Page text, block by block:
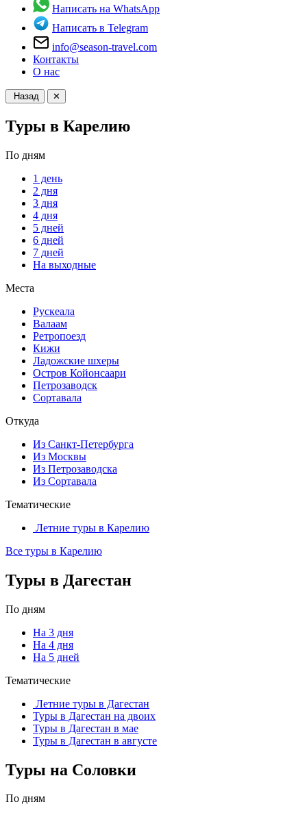
Написать на WhatsApp
Написать в Telegram
info@season-travel.com
Контакты
О нас
Назад ✕
Туры в Карелию
По дням
1 день
2 дня
3 дня
4 дня
5 дней
6 дней
7 дней
На выходные
Места
Рускеала
Валаам
Ретропоезд
Кижи
Ладожские шхеры
Остров Койонсаари
Петрозаводск
Сортавала
Откуда
Из Санкт-Петербурга
Из Москвы
Из Петрозаводска
Из Сортавала
Тематические
Летние туры в Карелию
Все туры в Карелию
Туры в Дагестан
По дням
На 3 дня
На 4 дня
На 5 дней
Тематические
Летние туры в Дагестан
Туры в Дагестан на двоих
Туры в Дагестан в мае
Туры в Дагестан в августе
Туры на Соловки
По дням